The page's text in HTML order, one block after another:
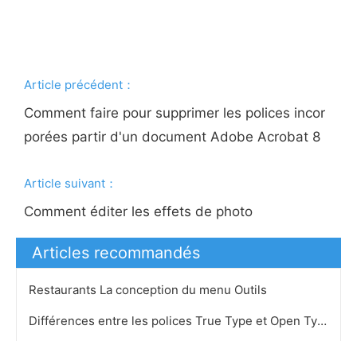
Article précédent：
Comment faire pour supprimer les polices incor
porées partir d'un document Adobe Acrobat 8 ​​
Article suivant：
Comment éditer les effets de photo
Articles recommandés
Restaurants La conception du menu Outils
Différences entre les polices True Type et Open Type Font